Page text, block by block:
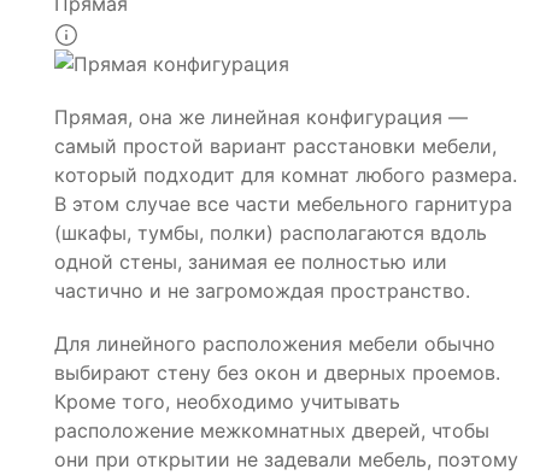
Прямая, она же линейная конфигурация —
самый простой вариант расстановки мебели,
который подходит для комнат любого размера.
В этом случае все части мебельного гарнитура
(шкафы, тумбы, полки) располагаются вдоль
одной стены, занимая ее полностью или
частично и не загромождая пространство.
Для линейного расположения мебели обычно
выбирают стену без окон и дверных проемов.
Кроме того, необходимо учитывать
расположение межкомнатных дверей, чтобы
они при открытии не задевали мебель, поэтому